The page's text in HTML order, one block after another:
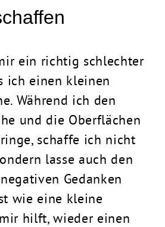
ein richtig schlechter
ich einen kleinen
Während ich den
und die Oberflächen
schaffe ich nicht
lasse auch den
Gedanken
wie eine kleine
hilft, wieder einen